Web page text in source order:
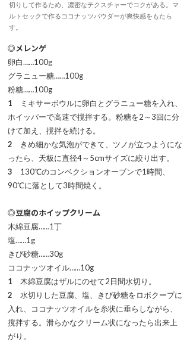
切りして作るため、濃密なテクスチャーでコクがある。マ
ルトセックで作るココナッツパウダーが爽快感をもたら
す。
◎メレンゲ
卵白……100g
グラニュー糖……100g
粉糖……100g
1 ミキサーボウルに卵白とグラニュー糖を入れ、
ホイッパーで高速で撹拌する。粉糖を2～3回に分
けて加え、撹拌を続ける。
2 きめ細かな気泡ができて、ツノが立つようにな
ったら、天板に直径4～5cmサイズに絞り出す。
3 130℃のコンベクションオーブンで1時間、
90℃に落として3時間焼く。
◎豆腐のホイップクリーム
木綿豆腐……1丁
塩……1g
きび砂糖……30g
ココナッツオイル……10g
1 木綿豆腐はザルにのせて2日間水切り。
2 水切りした豆腐、塩、きび砂糖をロボクープに
入れ、ココナッツオイルを糸状に垂らしながら、
撹拌する。滑らかなクリーム状になったら出来上
がり。